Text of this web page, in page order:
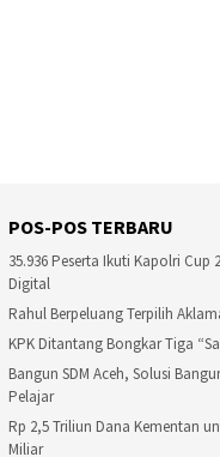
POS-POS TERBARU
35.936 Peserta Ikuti Kapolri
Digital
Rahul Berpeluang Terpilih
KPK Ditantang Bongkar Tiga
Bangun SDM Aceh, Solusi
Pelajar
Rp 2,5 Triliun Dana Kementan
Miliar